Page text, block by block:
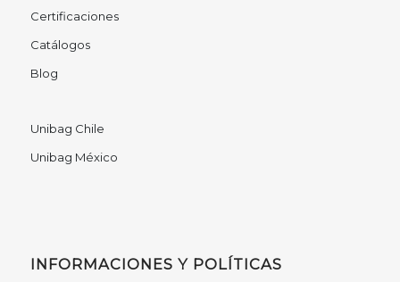
Certificaciones
Catálogos
Blog
Unibag Chile
Unibag México
INFORMACIONES Y POLÍTICAS